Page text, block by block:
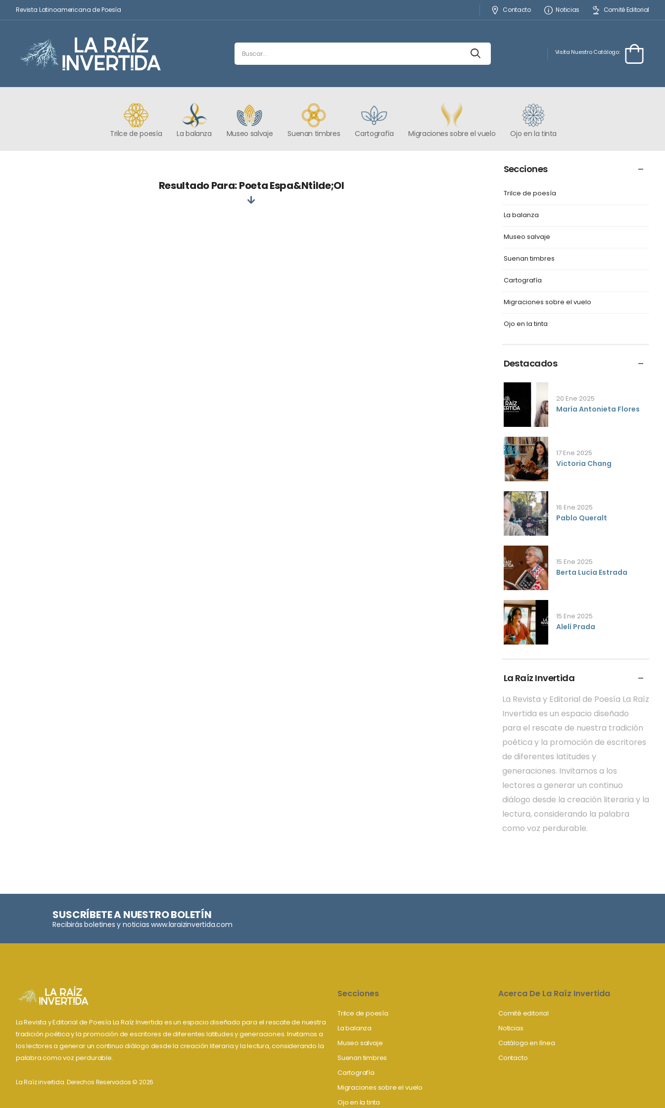
Revista Latinoamericana de Poesía Contacto Noticias Comité Editorial
Visita Nuestro Catálogo:
Trilce de poesía La balanza Museo salvaje Suenan timbres Cartografía Migraciones sobre el vuelo Ojo en la tinta
Resultado Para: Poeta Espa&ntilde;ol
Secciones
Trilce de poesía
La balanza
Museo salvaje
Suenan timbres
Cartografía
Migraciones sobre el vuelo
Ojo en la tinta
Destacados
20 Ene 2025
María Antonieta Flores
17 Ene 2025
Victoria Chang
16 Ene 2025
Pablo Queralt
15 Ene 2025
Berta Lucía Estrada
15 Ene 2025
Alelí Prada
La Raíz Invertida
La Revista y Editorial de Poesía La Raíz
Invertida es un espacio diseñado
para el rescate de nuestra tradición
poética y la promoción de escritores
de diferentes latitudes y
generaciones. Invitamos a los
lectores a generar un continuo
diálogo desde la creación literaria y la
lectura, considerando la palabra
como voz perdurable.
SUSCRÍBETE A NUESTRO BOLETÍN
Recibirás boletines y noticias www.laraizinvertida.com
La Revista y Editorial de Poesía La Raíz Invertida es un espacio diseñado para el rescate de nuestra
tradición poética y la promoción de escritores de diferentes latitudes y generaciones. Invitamos a
los lectores a generar un continuo diálogo desde la creación literaria y la lectura, considerando la
palabra como voz perdurable.
La Raíz invertida. Derechos Reservados © 2026
Secciones
Trilce de poesía
La balanza
Museo salvaje
Suenan timbres
Cartografía
Migraciones sobre el vuelo
Ojo en la tinta
Acerca De La Raíz Invertida
Comité editorial
Noticias
Catálogo en línea
Contacto